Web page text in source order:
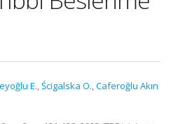
E.,Ścigalska O.,Caferoğlu Akın